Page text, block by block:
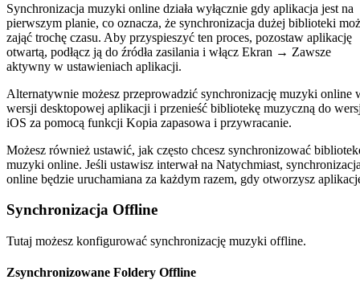
Synchronizacja muzyki online działa wyłącznie gdy aplikacja jest na
pierwszym planie, co oznacza, że synchronizacja dużej biblioteki
zająć trochę czasu. Aby przyspieszyć ten proces, pozostaw aplikację
otwartą, podłącz ją do źródła zasilania i włącz Ekran → Zawsze
aktywny w ustawieniach aplikacji.
Alternatywnie możesz przeprowadzić synchronizację muzyki online
wersji desktopowej aplikacji i przenieść bibliotekę muzyczną do
iOS za pomocą funkcji Kopia zapasowa i przywracanie.
Możesz również ustawić, jak często chcesz synchronizować
muzyki online. Jeśli ustawisz interwał na Natychmiast,
online będzie uruchamiana za każdym razem, gdy otworzysz
Synchronizacja Offline
Tutaj możesz konfigurować synchronizację muzyki offline.
Zsynchronizowane Foldery Offline